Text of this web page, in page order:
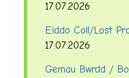
17.07.2026
Eiddo Coll/Lost
17.07.2026
Gemau Bwrdd /